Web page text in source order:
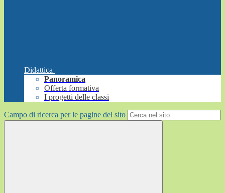
Didattica
Panoramica
Offerta formativa
I progetti delle classi
Campo di ricerca per le pagine del sito